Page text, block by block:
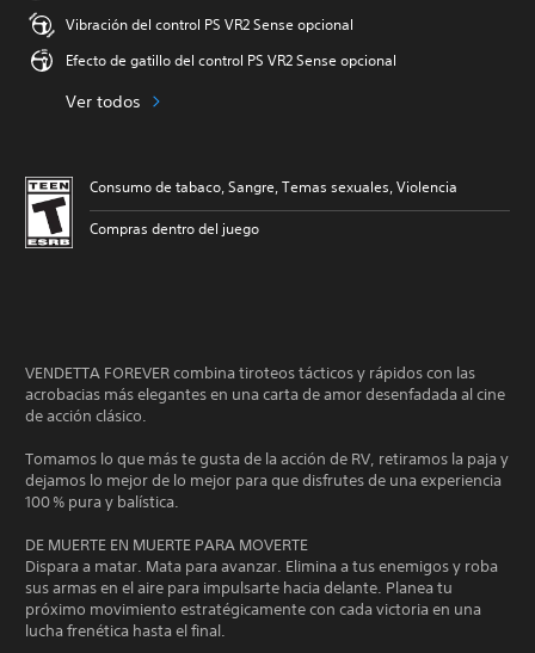
Vibración del control PS VR2 Sense opcional
Efecto de gatillo del control PS VR2 Sense opcional
Ver todos
Consumo de tabaco, Sangre, Temas sexuales, Violencia
Compras dentro del juego
VENDETTA FOREVER combina tiroteos tácticos y rápidos con las
acrobacias más elegantes en una carta de amor desenfadada al cine
de acción clásico.
Tomamos lo que más te gusta de la acción de RV, retiramos la paja y
dejamos lo mejor de lo mejor para que disfrutes de una experiencia
100 % pura y balística.
DE MUERTE EN MUERTE PARA MOVERTE
Dispara a matar. Mata para avanzar. Elimina a tus enemigos y roba
sus armas en el aire para impulsarte hacia delante. Planea tu
próximo movimiento estratégicamente con cada victoria en una
lucha frenética hasta el final.